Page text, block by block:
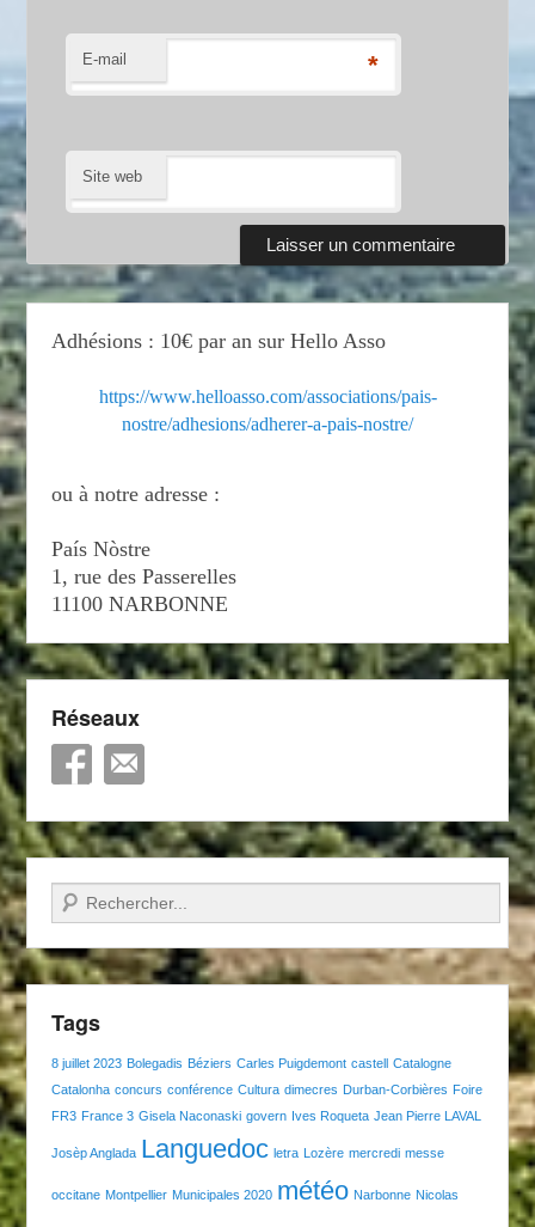
E-mail *
Site web
Adhésions : 10€ par an sur Hello Asso
https://www.helloasso.com/associations/pais-
nostre/adhesions/adherer-a-pais-nostre/
ou à notre adresse :
País Nòstre
1, rue des Passerelles
11100 NARBONNE
Réseaux
Recherche
Tags
8 juillet 2023 Bolegadis Béziers Carles Puigdemont castell Catalogne
Catalonha concurs conférence Cultura dimecres Durban-Corbières Foire
FR3 France 3 Gisela Naconaski govern Ives Roqueta Jean Pierre LAVAL
Josèp Anglada Languedoc letra Lozère mercredi messe
occitane Montpellier Municipales 2020 météo Narbonne Nicolas